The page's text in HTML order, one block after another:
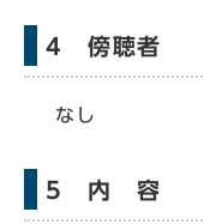
4 傍聴者
なし
5 内 容